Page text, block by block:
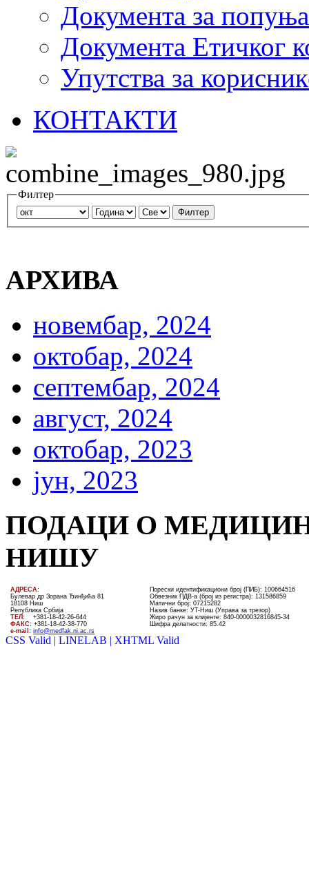
Документа за
Документа Етичког
Упутства за
КОНТАКТИ
Филтер
Филтер
АРХИВА
новембар, 2024
октобар, 2024
септембар, 2024
август, 2024
октобар, 2023
јун, 2023
ПОДАЦИ О
НИШУ
AДРЕСА:
Булевар др Зорана Ђинђића 81
18108 Ниш
Република Србија
ТЕЛ: +381-18-42-26-644
ФАКС: +381-18-42-38-770
e-mail: info@medfak.ni.ac.rs
Порески идентификациони број (ПИБ): 100664516
Обвезник ПДВ-а (број из регистра): 131586859
Матични број: 07215282
Назив банке: УT-Ниш (Управа за трезор)
Жиро рачун за клијенте:840-0000032816845-34
Шифра делатности: 85.42
CSS Valid | LINELAB | XHTML Valid